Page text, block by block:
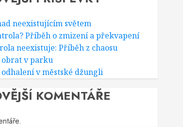
neexistujícím světem
Příběh o zmizení a překvapení
neexistuje: Příběh z chaosu
v parku
v městské džungli
KOMENTÁŘE